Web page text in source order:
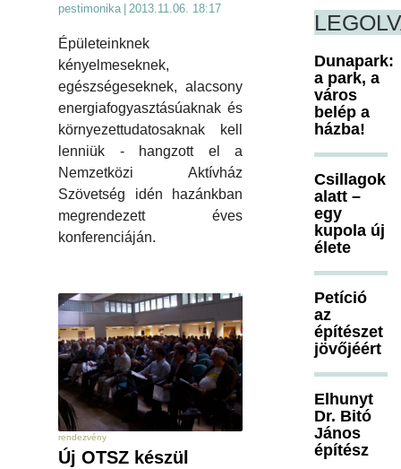
pestimonika | 2013.11.06. 18:17
Épületeinknek
kényelmeseknek,
egészségeseknek, alacsony
energiafogyasztásúaknak és
környezettudatosaknak kell
lenniük - hangzott el a
Nemzetközi Aktívház
Szövetség idén hazánkban
megrendezett éves
konferenciáján.
rendezvény
Új OTSZ készül
Dunapark:
a park, a
város
belép a
házba!
Csillagok
alatt –
egy
kupola új
élete
Petíció
az
építészet
jövőjéért
Elhunyt
Dr. Bitó
János
építész